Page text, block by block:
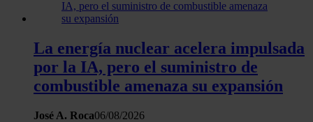
La energía nuclear acelera impulsada
por la IA, pero el suministro de
combustible amenaza su expansión
José A. Roca06/08/2026